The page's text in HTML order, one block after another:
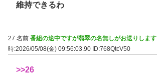
維持できるわ
27 名前:番組の途中ですが翡翠の名無しがお送りします
時:2026/05/08(金) 09:56:03.90 ID:768QtcV50
>>26